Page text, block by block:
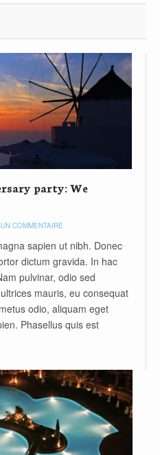
party: We
COMMENTAIRE
sapien ut nibh. Donec
dictum gravida. In hac
pulvinar, odio sed
mauris, eu consequat
odio, aliquam eget
Phasellus quis est